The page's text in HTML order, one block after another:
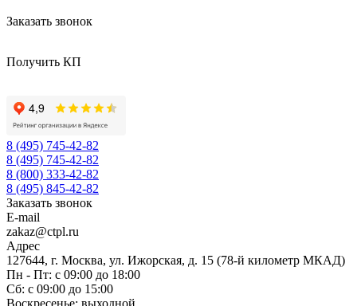
Заказать звонок
Получить КП
8 (495) 745-42-82
8 (495) 745-42-82
8 (800) 333-42-82
8 (495) 845-42-82
Заказать звонок
E-mail
zakaz@ctpl.ru
Адрес
127644, г. Москва, ул. Ижорская, д. 15 (78-й километр МКАД)
Пн - Пт: с 09:00 до 18:00
Сб: с 09:00 до 15:00
Воскресенье: выходной